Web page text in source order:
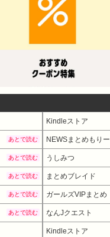
Kindleストア
あとで読む NEWSまとめもりー
あとで読む うしみつ
あとで読む まとめブレイド
あとで読む ガールズVIPまとめ
あとで読む なんJクエスト
Kindleストア